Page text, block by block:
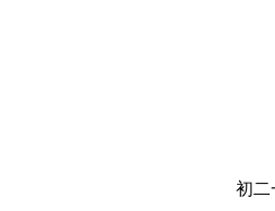
初二